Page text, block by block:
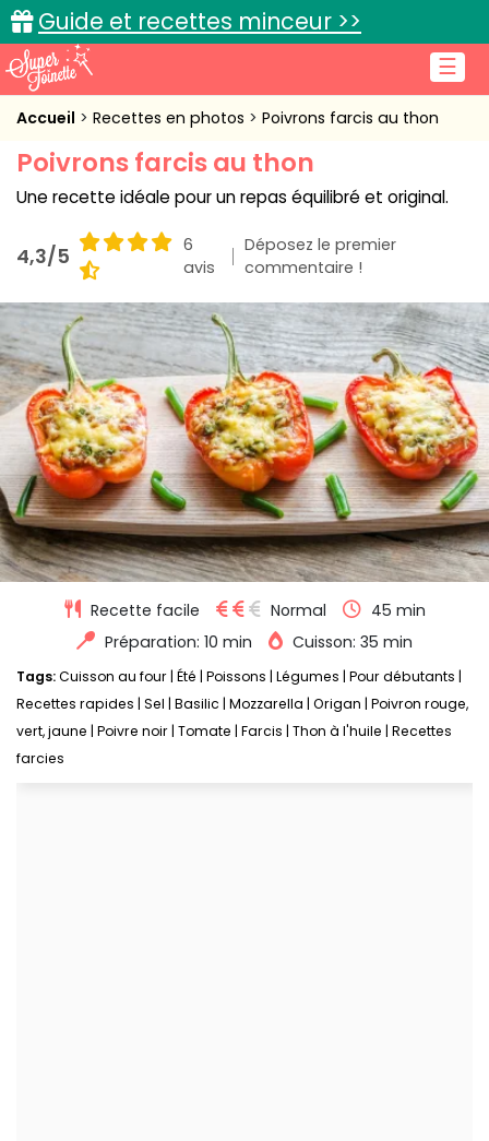
☰
Guide et recettes minceur >>
Accueil
Recettes de cuisine
L'actu cuisine
Connexion
Accueil Recettes en photos Poivrons farcis au thon
Poivrons farcis au thon
Une recette idéale pour un repas équilibré et original.
4,3/5
6
avis
Déposez le premier
commentaire !
Recette facile Normal
45 min
Préparation: 10 min
Cuisson: 35 min
Tags:Cuisson au four Été Poissons Légumes Pour débutants
Recettes rapides Sel Basilic Mozzarella Origan Poivron rouge,
vert, jaune Poivre noir Tomate Farcis Thon à l'huile Recettes
farcies